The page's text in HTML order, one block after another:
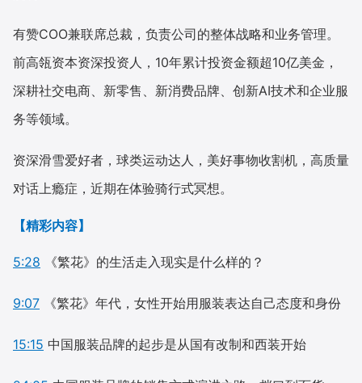
有赞COO兼联席总裁，负责公司的整体战略和业务管理。
前高瓴资本资深投资人，10年累计投资金额超10亿美金，
深耕社交电商、新零售、新消费品牌、创新AI技术和企业服
务等领域。
资深滑雪爱好者，球类运动达人，美好事物收割机，高质量
对话上瘾症，近期在体验骑行式冥想。
【精彩内容】
5:28 《繁花》的生活走入现实是什么样的？
9:07 《繁花》年代，女性开始用服装表达自己态度和身份
15:15 中国服装品牌的起步是从国有改制和西装开始